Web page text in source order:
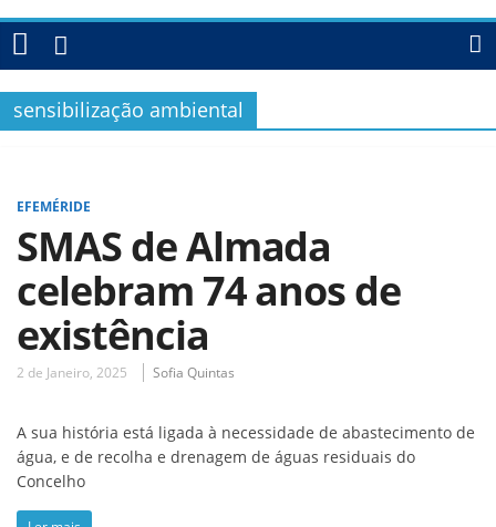
sensibilização ambiental
EFEMÉRIDE
SMAS de Almada
celebram 74 anos de
existência
2 de Janeiro, 2025 Sofia Quintas
A sua história está ligada à necessidade de abastecimento de
água, e de recolha e drenagem de águas residuais do
Concelho